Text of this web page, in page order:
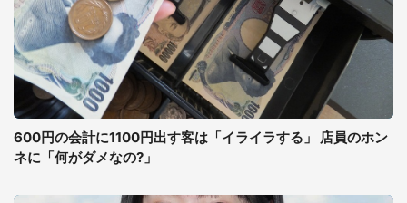
600円の会計に1100円出す客は「イライラする」 店員のホン
ネに「何がダメなの?」